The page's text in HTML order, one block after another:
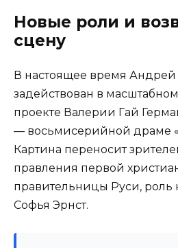
Новые роли и
сцену
В настоящее время
задействован в
проекте Валерии Гай
— восьмисерийной драме
Картина переносит
правления первой
правительницы Руси, роль
Софья Эрнст.